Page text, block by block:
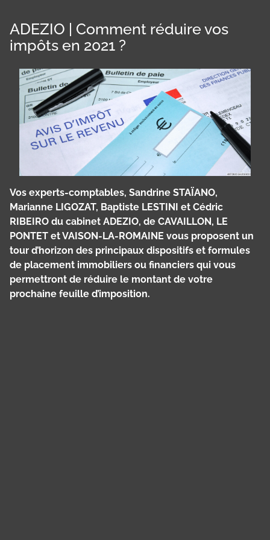
ADEZIO | Comment réduire vos
impôts en 2021 ?
Vos experts-comptables, Sandrine STAÏANO,
Marianne LIGOZAT, Baptiste LESTINI et Cédric
RIBEIRO du cabinet ADEZIO, de CAVAILLON, LE
PONTET et VAISON-LA-ROMAINE vous proposent un
tour d’horizon des principaux dispositifs et formules
de placement immobiliers ou financiers qui vous
permettront de réduire le montant de votre
prochaine feuille d’imposition.